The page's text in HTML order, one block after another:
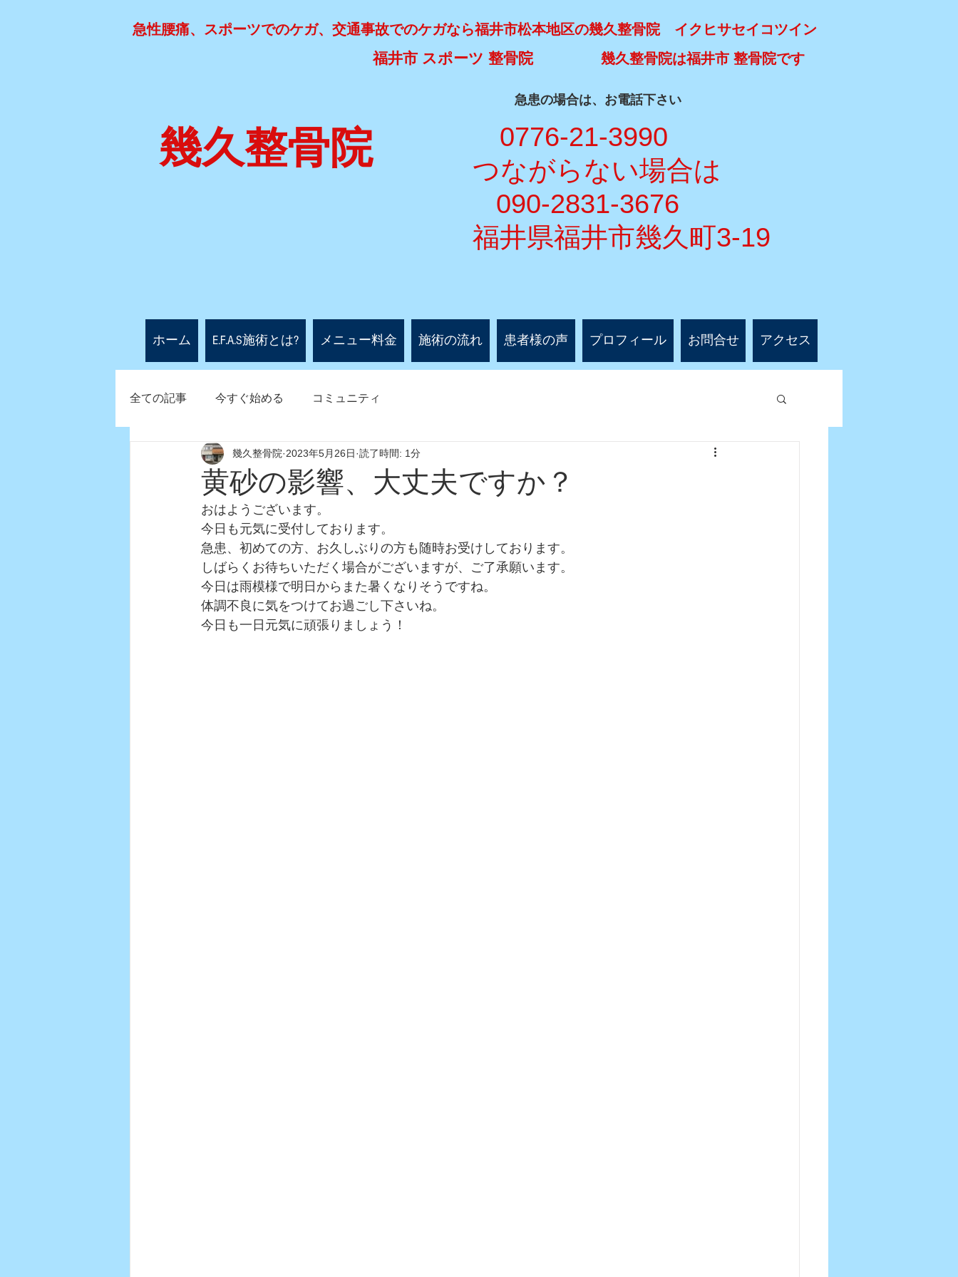
急性腰痛、スポーツでのケガ、交通事故でのケガなら福井市松本地区の幾久整骨院 イクヒサセイコツイン
幾久整骨院は福井市 整骨院です
福井市 スポーツ 整骨院
​急患の場合は、お電話下さい
幾久整骨院
​ 0776-21-3990
​つながらない場合は
090-2831-3676
福井県福井市幾久町3-19
ホーム E.F.A.S施術とは? メニュー料金 施術の流れ 患者様の声 プロフィール お問合せ アクセス
全ての記事 今すぐ始める コミュニティ
黄砂の影響、大丈夫ですか？
幾久整骨院 2023年5月26日 読了時間: 1分
おはようございます。
今日も元気に受付しております。
急患、初めての方、お久しぶりの方も随時お受けしております。
しばらくお待ちいただく場合がございますが、ご了承願います。
今日は雨模様で明日からまた暑くなりそうですね。
体調不良に気をつけてお過ごし下さいね。
今日も一日元気に頑張りましょう！